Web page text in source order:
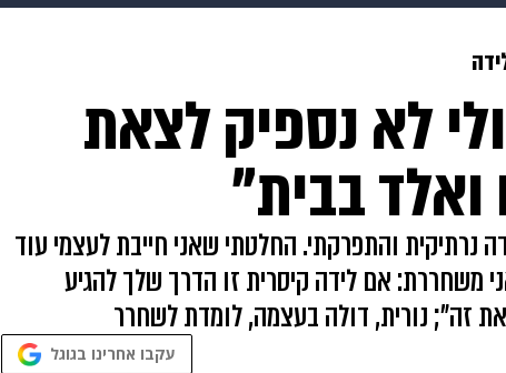
צבא וביטחון
ויוה משפט תשעה חודשים מתכונים פרויקטים מיוחדיםלא נספיק לצאת
ואלד בבית"
נרתיקית והתפרקתי. החלטתי שאני חייבת לעצמי עוד
משחררת: אם לידה קיסרית זו הדרך שלך להגיע
זה"; נורית, דולה בעצמה, לומדת לשחרר
עקבו אחרינו בגוגל